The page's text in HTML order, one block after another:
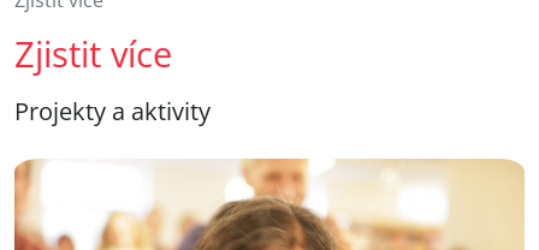
Zjistit více
Projekty a aktivity